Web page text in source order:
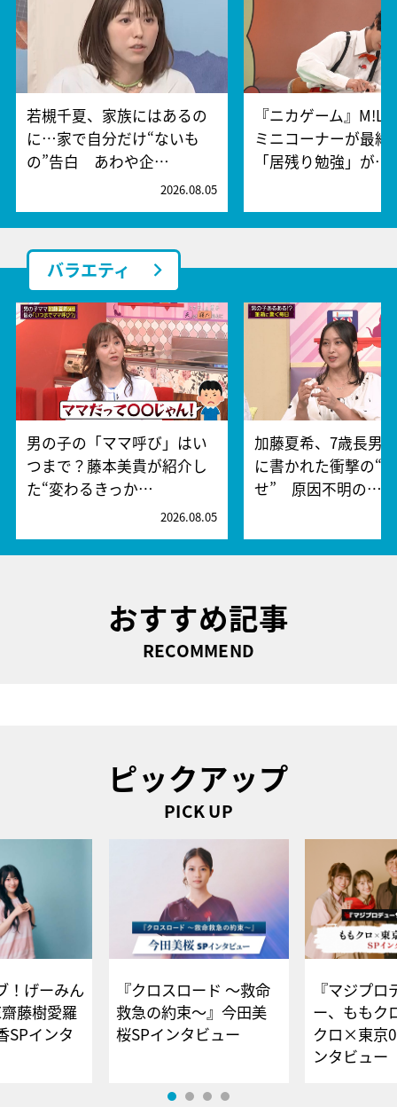
若槻千夏、家族にはあるの
に…家で自分だけ“ないも
の”告白 あわや企…
2026.08.05
『ニカゲーム』
ミニコーナーが最終
「居残り勉強」が…
バラエティ
男の子の「ママ呼び」はい
つまで？藤本美貴が紹介し
た“変わるきっか…
2026.08.05
加藤夏希、7歳長男
に書かれた衝撃の“
せ” 原因不明の…
おすすめ記事
RECOMMEND
ピックアップ
PICK UP
！げーみん
藤樹愛羅
SPインタ
『クロスロード ～救命
救急の約束～』今田美
桜SPインタビュー
『マジプロ
ー、ももク
クロ×東京
ンタビュー